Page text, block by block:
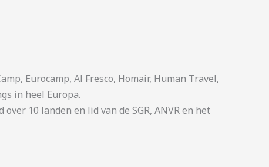
Eurocamp, Al Fresco, Homair, Human Travel,
in heel Europa.
10 landen en lid van de SGR, ANVR en het